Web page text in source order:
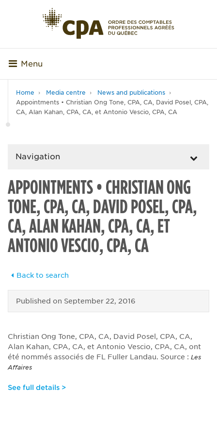
Menu
Home Media centre
News and publications
Appointments • Christian Ong Tone, CPA, CA, David Posel, CPA,
CA, Alan Kahan, CPA, CA, et Antonio Vescio, CPA, CA
Navigation
APPOINTMENTS • CHRISTIAN ONG
TONE, CPA, CA, DAVID POSEL, CPA,
CA, ALAN KAHAN, CPA, CA, ET
ANTONIO VESCIO, CPA, CA
Back to search
Published on September 22, 2016
Christian Ong Tone, CPA, CA, David Posel, CPA, CA,
Alan Kahan, CPA, CA, et Antonio Vescio, CPA, CA, ont
été nommés associés de FL Fuller Landau. Source : Les
Affaires
See full details >